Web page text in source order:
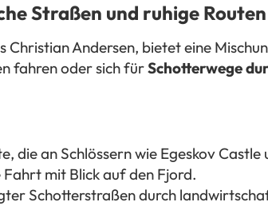
Straßen und ruhige Routen
Andersen, bietet eine
fahren oder sich fürSchotterwege
die an Schlössern wie Egeskov
Fahrt mit Blick auf den Fjord.
Schotterstraßen durch